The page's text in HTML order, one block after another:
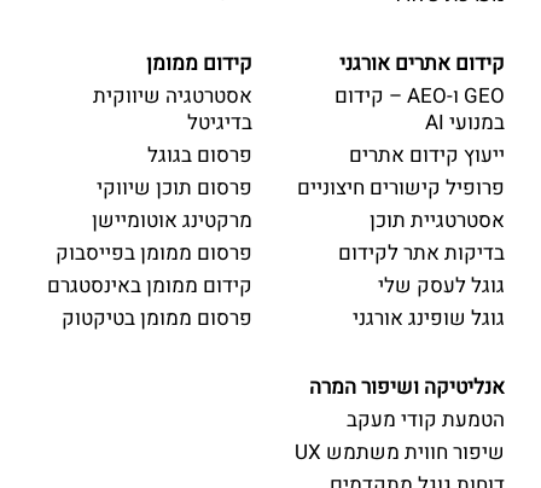
קידום אתרים אורגני
GEO ו-AEO – קידום
במנועי AI
ייעוץ קידום אתרים
פרופיל קישורים חיצוניים
אסטרטגיית תוכן
בדיקות אתר לקידום
גוגל לעסק שלי
גוגל שופינג אורגני
קידום ממומן
אסטרטגיה שיווקית
בדיגיטל
פרסום בגוגל
פרסום תוכן שיווקי
מרקטינג אוטומיישן
פרסום ממומן בפייסבוק
קידום ממומן באינסטגרם
פרסום ממומן בטיקטוק
אנליטיקה ושיפור המרה
הטמעת קודי מעקב
שיפור חווית משתמש UX